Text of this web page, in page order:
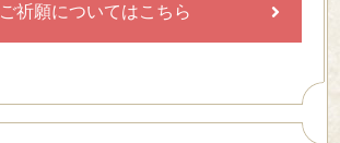
ご祈願についてはこちら